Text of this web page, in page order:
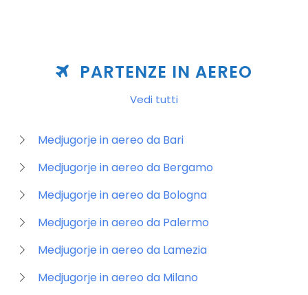
PARTENZE IN AEREO
Vedi tutti
Medjugorje in aereo da Bari
Medjugorje in aereo da Bergamo
Medjugorje in aereo da Bologna
Medjugorje in aereo da Palermo
Medjugorje in aereo da Lamezia
Medjugorje in aereo da Milano